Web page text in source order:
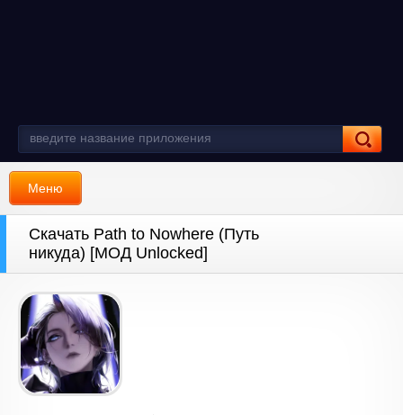
Меню
Скачать Path to Nowhere (Путь
никуда) [МОД Unlocked]